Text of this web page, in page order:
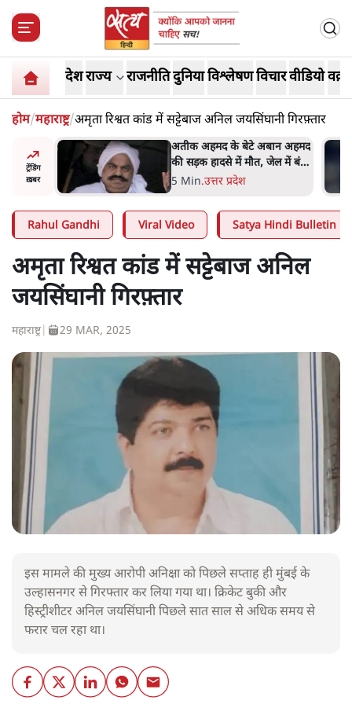
देशराज्य राजनीतिदुनियाविश्लेषणविचारवीडियो
होम/महाराष्ट्र/अमृता रिश्वत कांड में सट्टेबाज अनिल जयसिंघानी गिरफ़्तार
ट्रेंडिंग
ख़बर
अहमद के बेटे अबान अहमद
सड़क हादसे में मौत, जेल में बंद
से मिलने जा रहे थे
.उत्तर प्रदेश
शेख हसीना की प्रेस
शामिल हुए क्रिकेटर
Rahul Gandhi Viral Video Satya Hindi Bulletin
अमृता रिश्वत कांड में सट्टेबाज अनिल
जयसिंघानी गिरफ़्तार
महाराष्ट्र| 29 MAR, 2025
इस मामले की मुख्य आरोपी अनिक्षा को पिछले सप्ताह ही मुंबई के
उल्हासनगर से गिरफ्तार कर लिया गया था। क्रिकेट बुकी और
हिस्ट्रीशीटर अनिल जयसिंघानी पिछले सात साल से अधिक समय से
फरार चल रहा था।